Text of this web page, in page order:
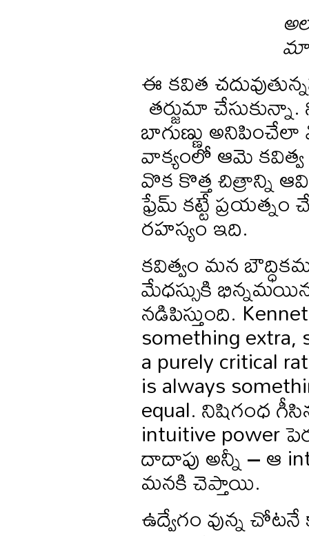
ఈ కవిత
తర్జుమా
బాగుణ్ణు
వాక్యంలో ఆమె
వొక కొత్త చిత్రాన్ని
ఫ్రేమ్ కట్టే ప్రయత్నం
రహస్యం ఇది.
కవిత్వం మన
మేధస్సుకి భిన్నమయిన
నడిపిస్తుంది.
something extra,
a purely critical
is always
equal. నిషిగంధ
intuitive power
దాదాపు అన్నీ – ఆ
మనకి చెప్తాయి.
ఉద్వేగం వున్న